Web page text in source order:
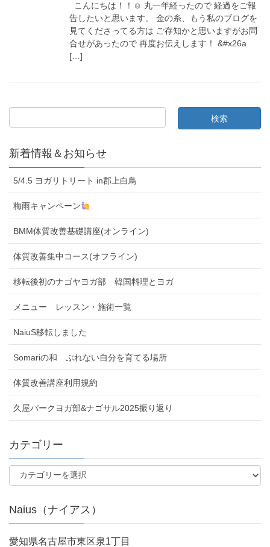
こんにちは！！☺︎ 丸一年経ったので 経過をご報
告したいと思います。 金の糸、もう私のブログを
見てくださってる方は ご存知かと思いますがお問
合せがあったので 再度お伝えします！ &#x26a
[…]
新着情報＆お知らせ
5/4.5 ヨガリトリート in郡上白鳥
梅雨キャンペーン
BMM体質改善基礎講座(オンライン)
体質改善集中コース(オフライン)
移転後初のナゴヤヨガ部 韓国料理とヨガ
メニュー レッスン・施術一覧
NaiuS移転しました
Somariの和 ぶれない自分を育てる場所
体質改善講座利用規約
久屋パークヨガ部&ナゴサル2025振り返り
カテゴリー
Naius（ナイアス）
愛知県名古屋市東区泉1丁目